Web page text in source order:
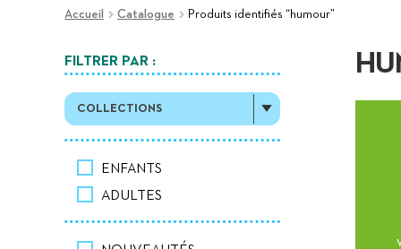
Accueil Catalogue Produits identifiés “humour”
FILTRER PAR :
COLLECTIONS
ENFANTS
ADULTES